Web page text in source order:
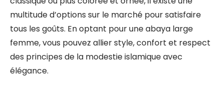
multitude d’options sur le marché pour satisfaire
tous les goûts. En optant pour une abaya large
femme, vous pouvez allier style, confort et respect
des principes de la modestie islamique avec
élégance.